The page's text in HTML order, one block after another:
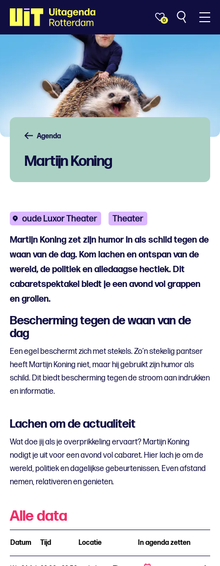
0
Agenda
Martijn Koning
oude Luxor Theater Theater
Martijn Koning zet zijn humor in als schild tegen de
waan van de dag. Kom lachen en ontspan van de
wereld, de politiek en alledaagse hectiek. Dit
cabaretspektakel biedt je een avond vol grappen
en grollen.
Bescherming tegen de waan van de
dag
Een egel beschermt zich met stekels. Zo’n stekelig pantser
heeft Martijn Koning niet, maar hij gebruikt zijn humor als
schild. Dit biedt bescherming tegen de stroom aan indrukken
en informatie.
Lachen om de actualiteit
Wat doe jij als je overprikkeling ervaart? Martijn Koning
nodigt je uit voor een avond vol cabaret. Hier lach je om de
wereld, politiek en dagelijkse gebeurtenissen. Even afstand
nemen, relativeren en genieten.
Alle data
Datum Tijd Locatie In agenda zetten